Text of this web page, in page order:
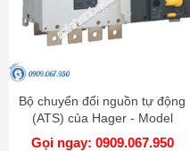
Bộ chuyển đổi nguồn tự động
(ATS) của Hager - Model
HIB463
Gọi ngay: 0909.067.950